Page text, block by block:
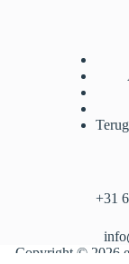
‪+31
Copyright © 2026